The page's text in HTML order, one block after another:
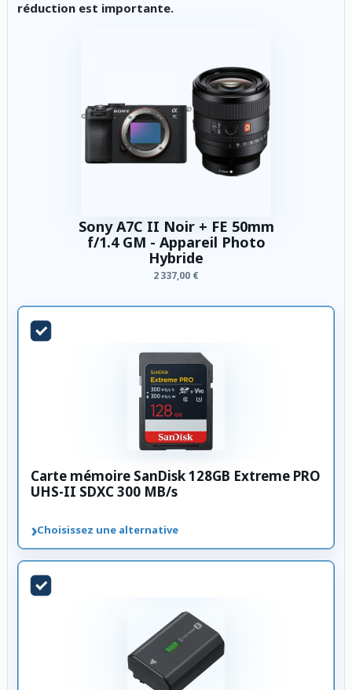
réduction est importante.
Sony A7C II Noir + FE 50mm
f/1.4 GM - Appareil Photo
Hybride
2 337,00 €
Carte mémoire SanDisk 128GB Extreme PRO
UHS-II SDXC 300 MB/s
›Choisissez une alternative